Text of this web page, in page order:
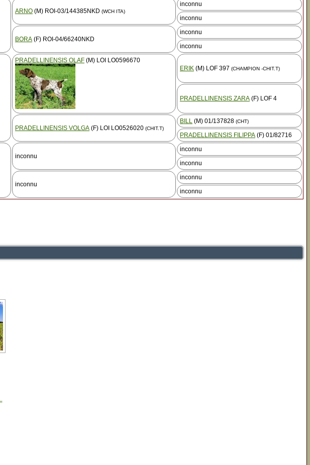
ARNO (M) ROI-03/144385NKD (WCH ITA)
inconnu
inconnu
BORA (F) ROI-04/66240NKD
inconnu
inconnu
PRADELLINENSIS OLAF (M) LOI LO0596670
ERIK (M) LOF 397 (CHAMPION -CHIT.T)
PRADELLINENSIS ZARA (F) LOF 4
PRADELLINENSIS VOLGA (F) LOI LO0526020 (CHIT.T)
BILL (M) 01/137828 (CHT)
PRADELLINENSIS FILIPPA (F) 01/82716
inconnu
inconnu
inconnu
inconnu
inconnu
inconnu